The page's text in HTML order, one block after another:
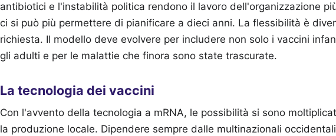
antibiotici e l'instabilità politica rendono il lavoro dell'organizzazione
ci si può più permettere di pianificare a dieci anni. La flessibilità è
richiesta. Il modello deve evolvere per includere non solo i vaccini
gli adulti e per le malattie che finora sono state trascurate.
La tecnologia dei vaccini
Con l'avvento della tecnologia a mRNA, le possibilità si sono
la produzione locale. Dipendere sempre dalle multinazionali